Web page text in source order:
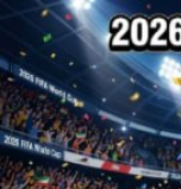
WTS-
出现该页面
1.你的请求是黑客
2.你的请求合法但